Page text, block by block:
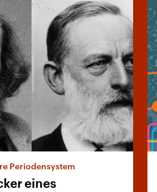
Periodensystem
eines